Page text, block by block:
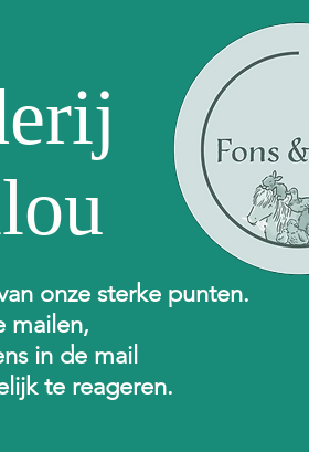
onze sterke punten.
mailen,
in de mail
te reageren.